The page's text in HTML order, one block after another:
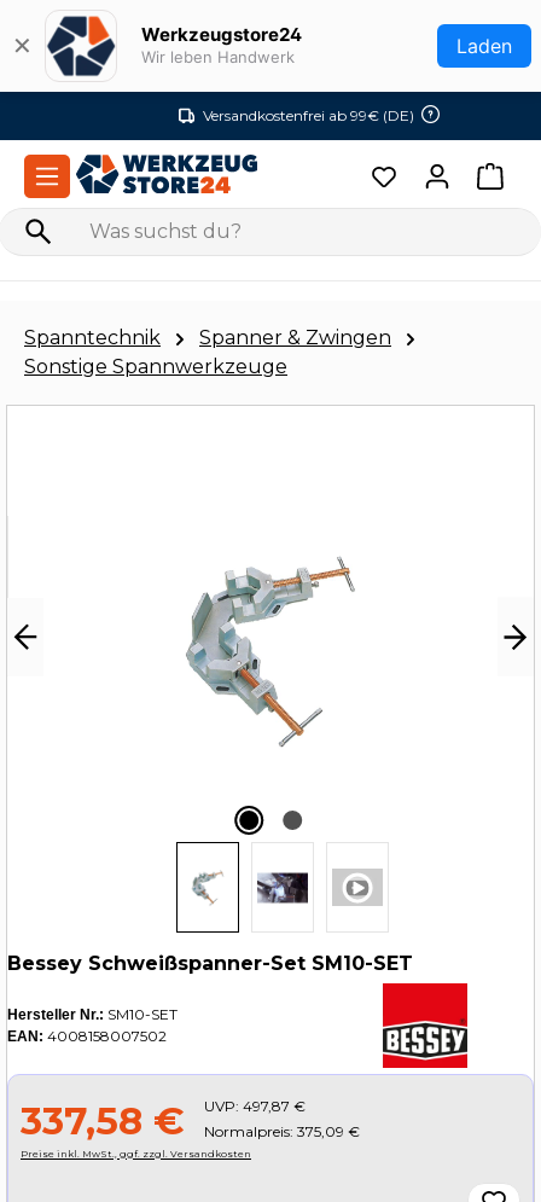
Zum Hauptinhalt springen
✕ Werkzeugstore24
Wir leben Handwerk Laden
Versandkostenfrei ab 99€ (DE)
Spanntechnik
Spanner & Zwingen
Sonstige Spannwerkzeuge
Bessey Schweißspanner-Set SM10-SET
Hersteller Nr.: SM10-SET
EAN: 4008158007502
337,58 € UVP: 497,87 €
Normalpreis: 375,09 €
Preise inkl. MwSt., ggf. zzgl. Versandkosten